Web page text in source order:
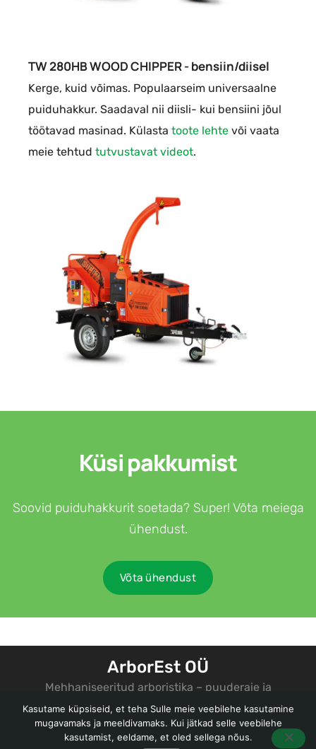
TW 280HB WOOD CHIPPER - bensiin/diisel
Kerge, kuid võimas. Populaarseim universaalne
puiduhakkur. Saadaval nii diisli- kui bensiini jõul
töötavad masinad. Külasta toote lehte või vaata
meie tehtud tutvustavat videot.
Küsi pakkumist
Soovid puiduhakkurit soetada? Super! Võta meiega
ühendust.
Võta ühendust
ArborEst OÜ
Mehhaniseeritud arboristika – puuderaie ja
ümberistutamine
Privaatsuspoliitika
Kasutame küpsiseid, et teha Sulle meie veebilehe kasutamine
mugavamaks ja meeldivamaks. Kui jätkad selle veebilehe
kasutamist, eeldame, et oled sellega nõus.